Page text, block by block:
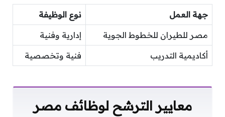
جهة العمل نوع الوظيفة
مصر للطيران للخطوط الجوية إدارية وفنية
أكاديمية التدريب فنية وتخصصية
معايير الترشح لوظائف مصر